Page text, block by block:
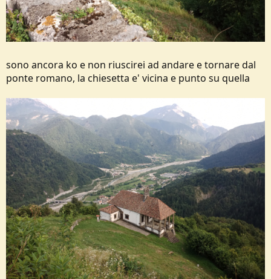
sono ancora ko e non riuscirei ad andare e tornare dal
ponte romano, la chiesetta e' vicina e punto su quella